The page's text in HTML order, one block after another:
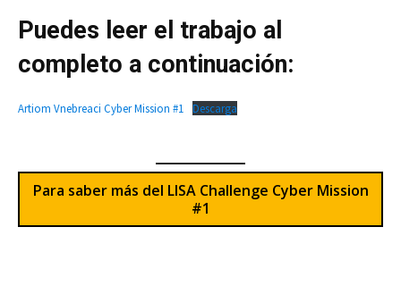
Puedes leer el trabajo al
completo a continuación:
Artiom Vnebreaci Cyber Mission #1 Descarga
Para saber más del LISA Challenge Cyber Mission
#1